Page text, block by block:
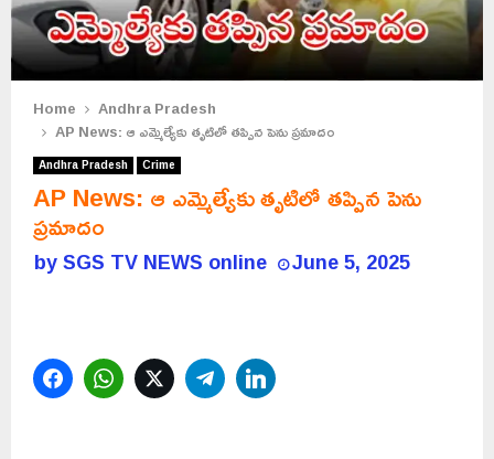
Home
Andhra Pradesh
AP News: ఆ ఎమ్మెల్యేకు తృటిలో తప్పిన పెను ప్రమాదం
Andhra Pradesh Crime
AP News: ఆ ఎమ్మెల్యేకు తృటిలో తప్పిన పెను
ప్రమాదం
bySGS TV NEWS online June 5, 2025
FacebookWhatsAppTwitterTelegram